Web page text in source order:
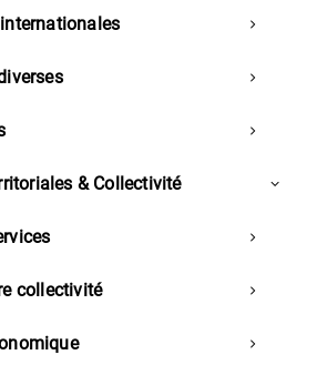
& Collectivité
collectivité
les Landes ?
2020, la Préfecture des Landes a
Relance gouvernemental en 4
: Informations Générales,
être consultées